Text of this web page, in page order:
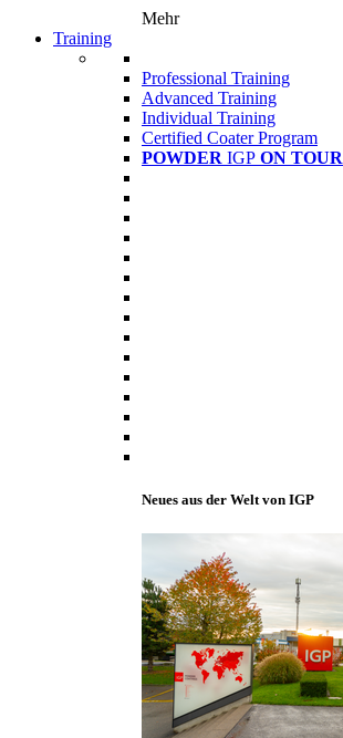
Mehr
Training
Professional Training
Advanced Training
Individual Training
Certified Coater Program
POWDER IGP ON TOUR
Neues aus der Welt von IGP